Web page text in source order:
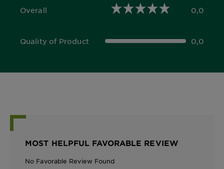
Overall
0,0 out of 5 stars 0,0
Quality of Product
0,0 out of 5 stars 0,0
MOST HELPFUL FAVORABLE REVIEW
No Favorable Review Found